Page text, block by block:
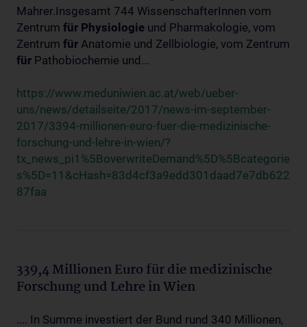
Mahrer.Insgesamt 744 WissenschafterInnen vom
Zentrum für Physiologie und Pharmakologie, vom
Zentrum für Anatomie und Zellbiologie, vom Zentrum
für Pathobiochemie und...
https://www.meduniwien.ac.at/web/ueber-
uns/news/detailseite/2017/news-im-september-
2017/3394-millionen-euro-fuer-die-medizinische-
forschung-und-lehre-in-wien/?
tx_news_pi1%5BoverwriteDemand%5D%5Bcategorie
s%5D=11&cHash=83d4cf3a9edd301daad7e7db622
87faa
339,4 Millionen Euro für die medizinische
Forschung und Lehre in Wien
.... In Summe investiert der Bund rund 340 Millionen,